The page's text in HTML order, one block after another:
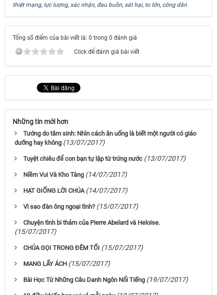
thiệt mạng, lực lượng, xác nhận, đau buồn, sát hại, to lớn, công dân
Tổng số điểm của bài viết là: 0 trong 0 đánh giá
Click để đánh giá bài viết
Những tin mới hơn
Tướng do tâm sinh: Nhìn cách ăn uống là biết một người có giáo
dưỡng hay không (13/07/2017)
Tuyệt chiêu để con bạn tự lập từ trứng nước (13/07/2017)
Niềm Vui Và Kho Tàng (14/07/2017)
HẠT GIỐNG LỜI CHÚA (14/07/2017)
Vì sao đàn ông ngoại tình? (15/07/2017)
Chuyện tình bi thảm của Pierre Abelard và Heloise.
(15/07/2017)
CHÚA GỌI TRONG ĐÊM TỐI (15/07/2017)
MANG LẤY ÁCH (15/07/2017)
Bài Học Từ Những Câu Danh Ngôn Nổi Tiếng (19/07/2017)